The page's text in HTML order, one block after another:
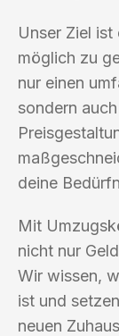
Unser Ziel
möglich zu
nur einen
sondern
deine
Mit
nicht nur
Wir wissen,
ist und
neuen